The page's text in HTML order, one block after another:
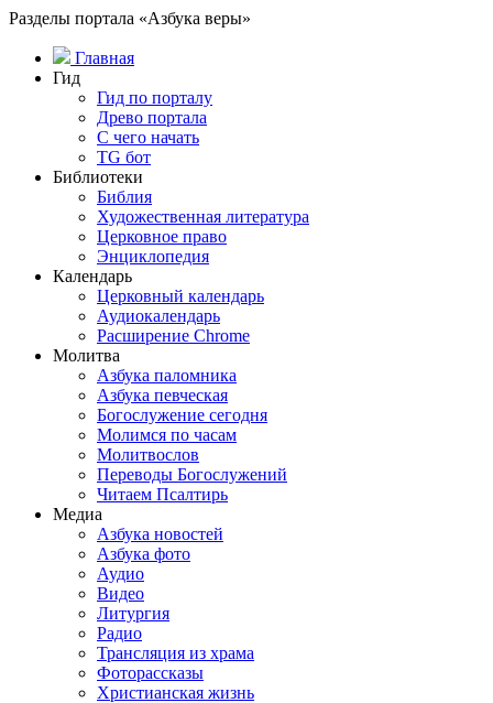
Разделы портала «Азбука веры»
Главная
Гид
Гид по порталу
Древо портала
С чего начать
TG бот
Библиотеки
Библия
Художественная литература
Церковное право
Энциклопедия
Календарь
Церковный календарь
Аудиокалендарь
Расширение Chrome
Молитва
Азбука паломника
Азбука певческая
Богослужение сегодня
Молимся по часам
Молитвослов
Переводы Богослужений
Читаем Псалтирь
Медиа
Азбука новостей
Азбука фото
Аудио
Видео
Литургия
Радио
Трансляция из храма
Фоторассказы
Христианская жизнь